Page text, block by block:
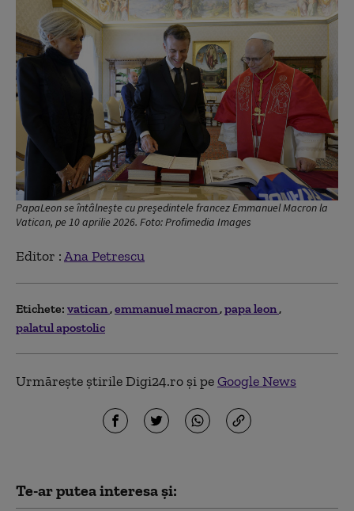
PapaLeon se întâlnește cu președintele francez Emmanuel Macron la
Vatican, pe 10 aprilie 2026. Foto: Profimedia Images
Editor :Ana Petrescu
Etichete: vatican emmanuel macron papa leon
palatul apostolic
Urmărește știrile Digi24.ro și peGoogle News
Te-ar putea interesa și: